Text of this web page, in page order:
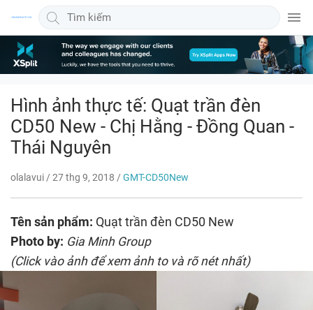
Hình ảnh thực tế: Quạt trần đèn
CD50 New - Chị Hằng - Đồng Quan -
Thái Nguyên
olalavui/ 27 thg 9, 2018 / GMT-CD50New
Tên sản phẩm: Quạt trần đèn CD50 New
Photo by: Gia Minh Group
(Click vào ảnh để xem ảnh to và rõ nét nhất)
Quảng cáo bài viết 300x600